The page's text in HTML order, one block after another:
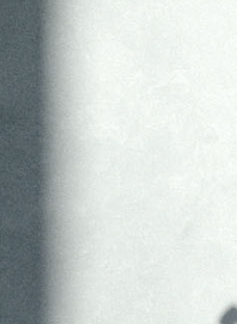
us at any time and